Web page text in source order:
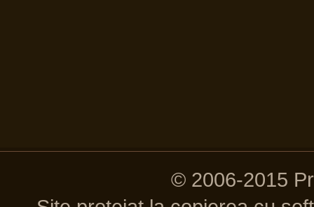
© 2006-2015